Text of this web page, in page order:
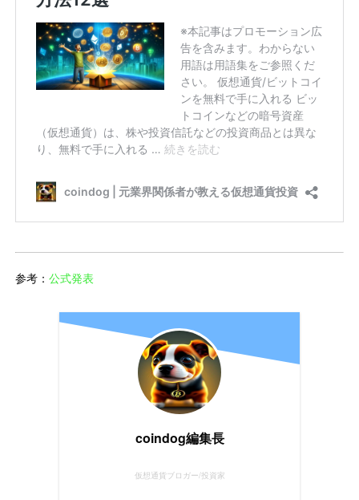
参考：公式発表
coindog編集長
仮想通貨ブロガー/投資家